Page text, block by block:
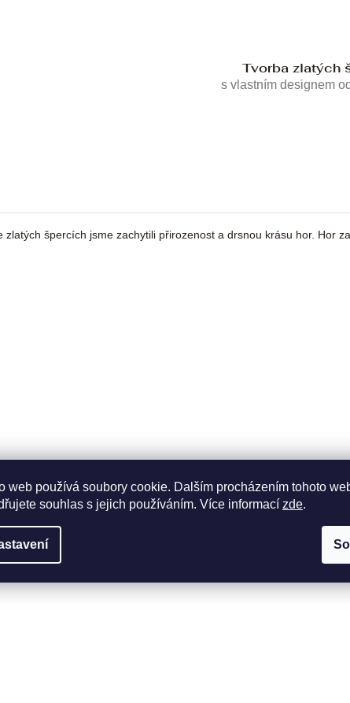
web používá soubory cookie. Dalším procházením tohoto
souhlas s jejich používáním. Více informací zde.
Tvorba zlatých
s vlastním designem
špercích jsme zachytili přirozenost a drsnou krásu hor.